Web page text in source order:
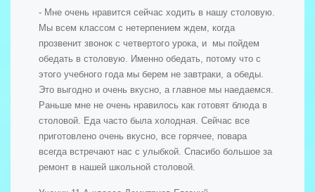
- Мне очень нравится сейчас ходить в нашу столовую.
Мы всем классом с нетерпением ждем, когда
прозвенит звонок с четвертого урока, и мы пойдем
обедать в столовую. Именно обедать, потому что с
этого учебного года мы берем не завтраки, а обеды.
Это выгодно и очень вкусно, а главное мы наедаемся.
Раньше мне не очень нравилось как готовят блюда в
столовой. Еда часто была холодная. Сейчас все
приготовлено очень вкусно, все горячее, повара
всегда встречают нас с улыбкой. Спасибо большое за
ремонт в нашей школьной столовой.